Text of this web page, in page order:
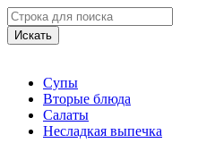
Искать
Супы
Вторые блюда
Салаты
Несладкая выпечка